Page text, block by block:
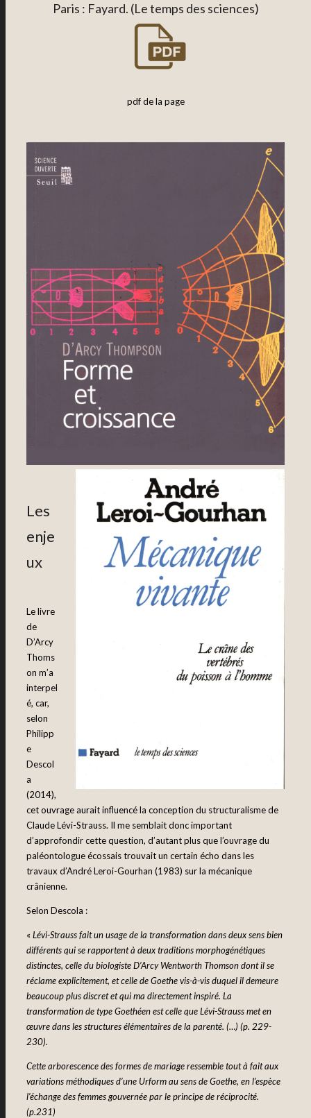
Paris : Fayard. (Le temps des sciences)
pdf de la page
Les
enje
ux
Le livre
de
D’Arcy
Thoms
on m’a
interpel
é, car,
selon
Philipp
e
Descol
a
(2014),
cet ouvrage aurait influencé la conception du structuralisme de
Claude Lévi-Strauss. Il me semblait donc important
d’approfondir cette question, d’autant plus que l’ouvrage du
paléontologue écossais trouvait un certain écho dans les
travaux d’André Leroi-Gourhan (1983) sur la mécanique
crânienne.
Selon Descola :
« Lévi-Strauss fait un usage de la transformation dans deux sens bien
différents qui se rapportent à deux traditions morphogénétiques
distinctes, celle du biologiste D’Arcy Wentworth Thomson dont il se
réclame explicitement, et celle de Goethe vis-à-vis duquel il demeure
beaucoup plus discret et qui ma directement inspiré. La
transformation de type Goethéen est celle que Lévi-Strauss met en
œuvre dans les structures élémentaires de la parenté. (…) (p. 229-
230).
Cette arborescence des formes de mariage ressemble tout à fait aux
variations méthodiques d’une Urform au sens de Goethe, en l’espèce
l’échange des femmes gouvernée par le principe de réciprocité.
(p.231)